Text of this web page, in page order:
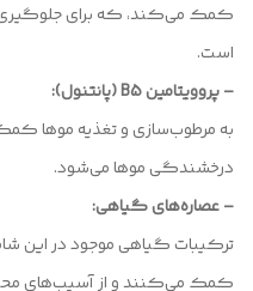
کمک می‌کند، که برای جلوگیری
است.
– پروویتامین B5 (پانتنول):
به مرطوب‌سازی و تغذیه موها
درخشندگی موها می‌شود.
– عصاره‌های گیاهی:
ترکیبات گیاهی موجود در این
کمک می‌کنند و از آسیب‌های